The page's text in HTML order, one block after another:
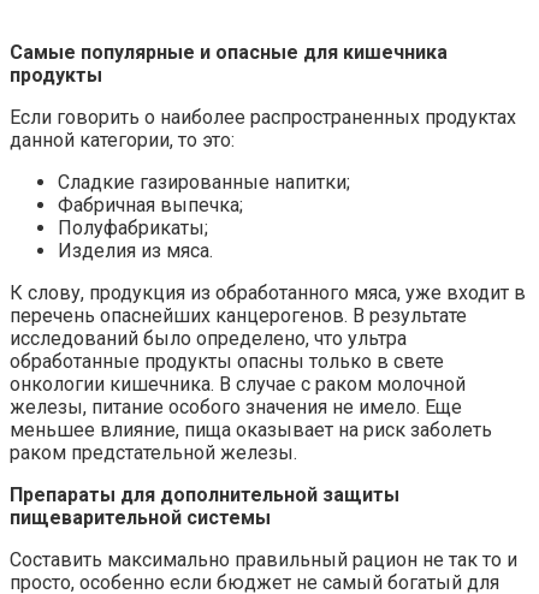
Самые популярные и опасные для кишечника
продукты
Если говорить о наиболее распространенных продуктах
данной категории, то это:
Сладкие газированные напитки;
Фабричная выпечка;
Полуфабрикаты;
Изделия из мяса.
К слову, продукция из обработанного мяса, уже входит в
перечень опаснейших канцерогенов. В результате
исследований было определено, что ультра
обработанные продукты опасны только в свете
онкологии кишечника. В случае с раком молочной
железы, питание особого значения не имело. Еще
меньшее влияние, пища оказывает на риск заболеть
раком предстательной железы.
Препараты для дополнительной защиты
пищеварительной системы
Составить максимально правильный рацион не так то и
просто, особенно если бюджет не самый богатый для